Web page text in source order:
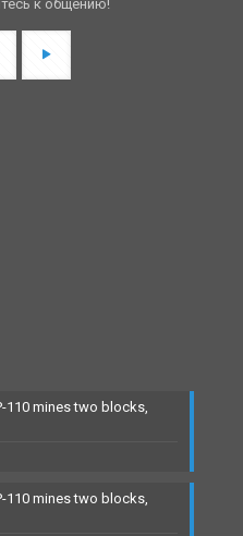
к общению!
110 mines two blocks,
110 mines two blocks,